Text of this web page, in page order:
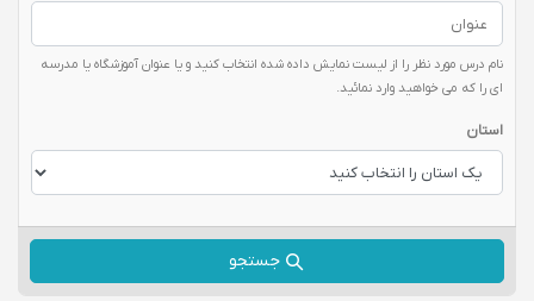
نام درس مورد نظر را از لیست نمایش داده شده انتخاب کنید و یا عنوان آموزشگاه یا مدرسه
ای را که می خواهید وارد نمائید.
استان
جستجو